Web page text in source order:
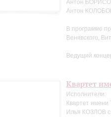
Антон
Антон
В программе
Венявского,
Ведущий
Квартет
Исполнители:
Квартет
Илья КОЗЛОВ